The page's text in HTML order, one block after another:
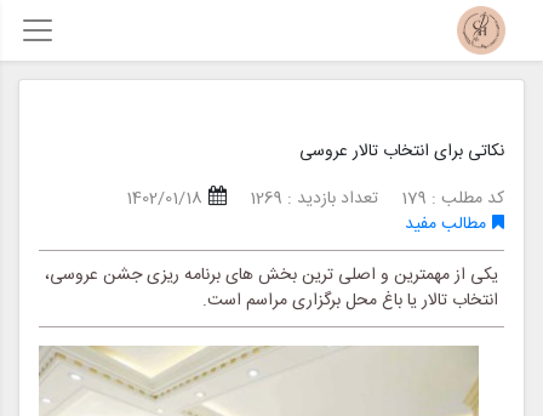
نکاتی برای انتخاب تالار عروسی
کد مطلب : 179
تعداد بازدید : 1269
1402/01/18
مطالب مفید
یکی از مهمترین و اصلی ترین بخش های برنامه ریزی جشن عروسی،
انتخاب تالار یا باغ محل برگزاری مراسم است.